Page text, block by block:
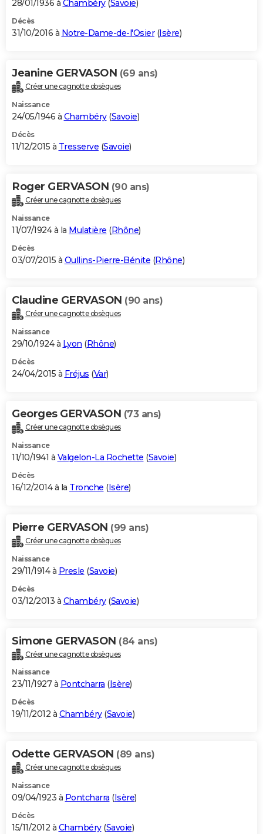
28/01/1936 à Chambéry(Savoie)
Décès
31/10/2016 à Notre-Dame-de-l'Osier(Isère)
Jeanine GERVASON (69 ans)
Créer une cagnotte obsèques
Naissance
24/05/1946 à Chambéry(Savoie)
Décès
11/12/2015 à Tresserve (Savoie)
Roger GERVASON (90 ans)
Créer une cagnotte obsèques
Naissance
11/07/1924 à la Mulatière (Rhône)
Décès
03/07/2015 à Oullins-Pierre-Bénite (Rhône)
Claudine GERVASON (90 ans)
Créer une cagnotte obsèques
Naissance
29/10/1924 à Lyon (Rhône)
Décès
24/04/2015 à Fréjus (Var)
Georges GERVASON (73 ans)
Créer une cagnotte obsèques
Naissance
11/10/1941 à Valgelon-La Rochette (Savoie)
Décès
16/12/2014 à la Tronche (Isère)
Pierre GERVASON (99 ans)
Créer une cagnotte obsèques
Naissance
29/11/1914 à Presle (Savoie)
Décès
03/12/2013 à Chambéry(Savoie)
Simone GERVASON (84 ans)
Créer une cagnotte obsèques
Naissance
23/11/1927 à Pontcharra (Isère)
Décès
19/11/2012 à Chambéry(Savoie)
Odette GERVASON (89 ans)
Créer une cagnotte obsèques
Naissance
09/04/1923 à Pontcharra (Isère)
Décès
15/11/2012 à Chambéry(Savoie)